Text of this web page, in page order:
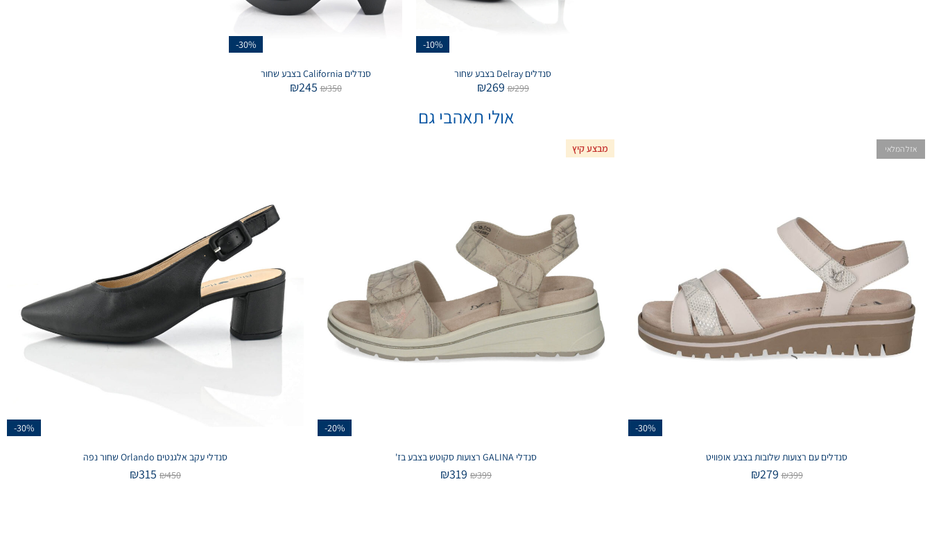
-10%
סנדלים Delray בצבע שחור
₪299
₪269
-30%
סנדלים California בצבע שחור
₪350
₪245
אולי תאהבי גם
-30%
אזל המלאי
סנדלים עם רצועות שלובות בצבע אופוויט
₪399
₪279
מבצע קיץ
-20%
סנדלי GALINA רצועות סקוטש בצבע בז'
₪399
₪319
-30%
סנדלי עקב אלגנטים Orlando שחור נפה
₪450
₪315